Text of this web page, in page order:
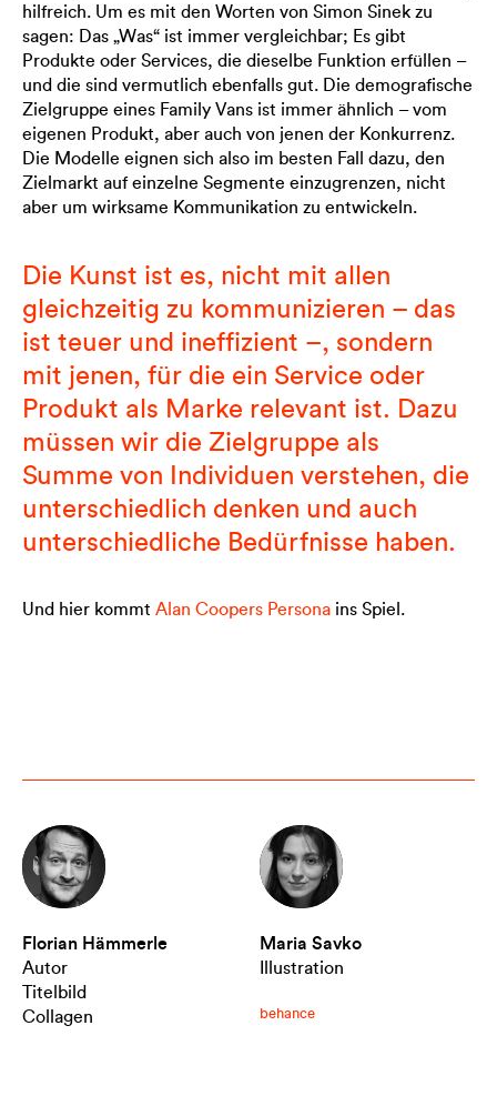
hilfreich. Um es mit den Worten von Simon Sinek zu
sagen: Das „Was“ ist immer vergleichbar; Es gibt
Produkte oder Services, die dieselbe Funktion erfüllen –
und die sind vermutlich ebenfalls gut. Die demografische
Zielgruppe eines Family Vans ist immer ähnlich – vom
eigenen Produkt, aber auch von jenen der Konkurrenz.
Die Modelle eignen sich also im besten Fall dazu, den
Zielmarkt auf einzelne Segmente einzugrenzen, nicht
aber um wirksame Kommunikation zu entwickeln.
Die Kunst ist es, nicht mit allen
gleichzeitig zu kommunizieren – das
ist teuer und ineffizient –, sondern
mit jenen, für die ein Service oder
Produkt als Marke relevant ist. Dazu
müssen wir die Zielgruppe als
Summe von Individuen verstehen, die
unterschiedlich denken und auch
unterschiedliche Bedürfnisse haben.
Und hier kommt Alan Coopers Persona ins Spiel.
Florian Hämmerle
Autor
Titelbild
Collagen
Maria Savko
Illustration
behance